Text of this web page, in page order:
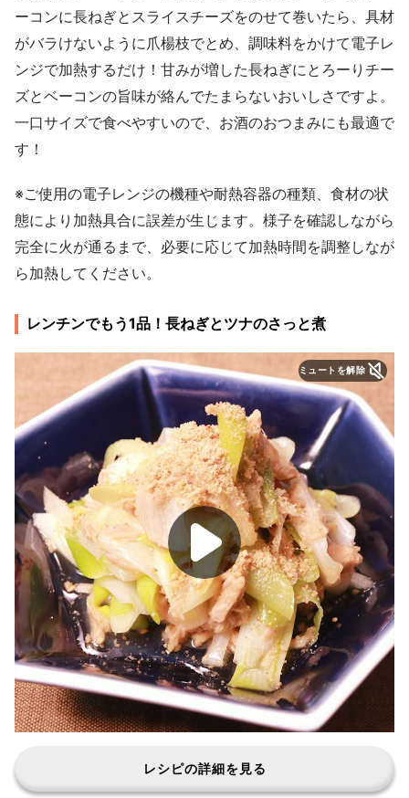
ーコンに長ねぎとスライスチーズをのせて巻いたら、具材
がバラけないように爪楊枝でとめ、調味料をかけて電子レ
ンジで加熱するだけ！甘みが増した長ねぎにとろーりチー
ズとベーコンの旨味が絡んでたまらないおいしさですよ。
一口サイズで食べやすいので、お酒のおつまみにも最適で
す！
※ご使用の電子レンジの機種や耐熱容器の種類、食材の状
態により加熱具合に誤差が生じます。様子を確認しながら
完全に火が通るまで、必要に応じて加熱時間を調整しなが
ら加熱してください。
レンチンでもう1品！長ねぎとツナのさっと煮
ミュートを解除
レシピの詳細を見る